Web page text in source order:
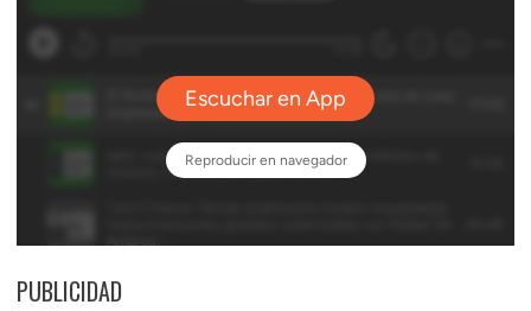
PUBLICIDAD